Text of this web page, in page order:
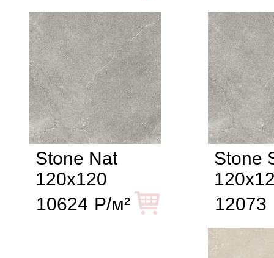
Stone Nat
120x120
10624 Р/м²
Stone
12073